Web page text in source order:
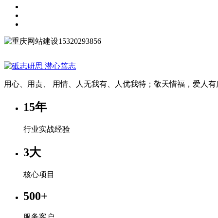
15320293856
用心、用责、 用情、人无我有、人优我特；敬天惜福，爱人有
15年
行业实战经验
3大
核心项目
500+